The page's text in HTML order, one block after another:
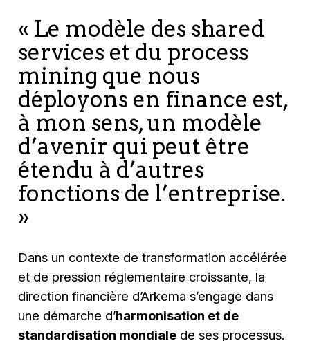
« Le modèle des shared
services et du process
mining que nous
déployons en finance est,
à mon sens, un modèle
d’avenir qui peut être
étendu à d’autres
fonctions de l’entreprise.
»
Dans un contexte de transformation accélérée
et de pression réglementaire croissante, la
direction financière d’Arkema s’engage dans
une démarche d’harmonisation et de
standardisation mondiale de ses processus.